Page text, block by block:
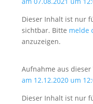
Dieser Inhalt ist nur
sichtbar. Bitte melde
anzuzeigen.
Aufnahme aus
am 12.12.2020 um
Dieser Inhalt ist nur